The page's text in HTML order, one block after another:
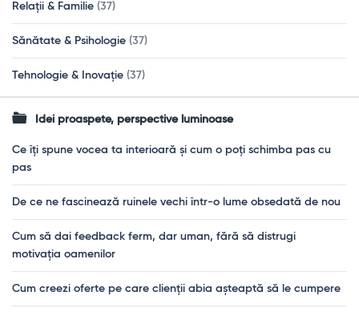
Relații & Familie (37)
Sănătate & Psihologie (37)
Tehnologie & Inovație (37)
Idei proaspete, perspective luminoase
Ce îți spune vocea ta interioară și cum o poți schimba pas cu
pas
De ce ne fascinează ruinele vechi într-o lume obsedată de nou
Cum să dai feedback ferm, dar uman, fără să distrugi
motivația oamenilor
Cum creezi oferte pe care clienții abia așteaptă să le cumpere